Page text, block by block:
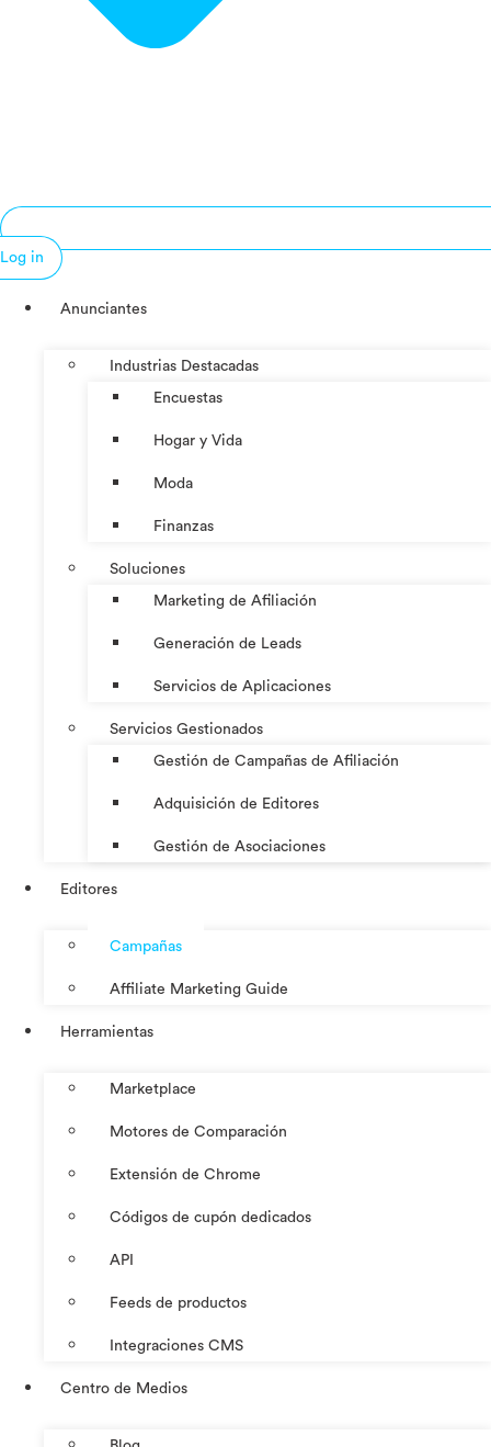
Log in
Anunciantes
Industrias Destacadas
Encuestas
Hogar y Vida
Moda
Finanzas
Soluciones
Marketing de Afiliación
Generación de Leads
Servicios de Aplicaciones
Servicios Gestionados
Gestión de Campañas de Afiliación
Adquisición de Editores
Gestión de Asociaciones
Editores
Campañas
Affiliate Marketing Guide
Herramientas
Marketplace
Motores de Comparación
Extensión de Chrome
Códigos de cupón dedicados
API
Feeds de productos
Integraciones CMS
Centro de Medios